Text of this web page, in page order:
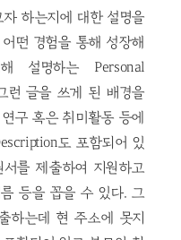
하는지에 대한 설명을
떤 경험을 통해 성장해
설명하는 Personal
런 글을 쓰게 된 배경을
구 혹은 취미활동 등에
도 포함되어 있
를 제출하여 지원하고
등을 꼽을 수 있다. 그
하는데 현 주소에 못지